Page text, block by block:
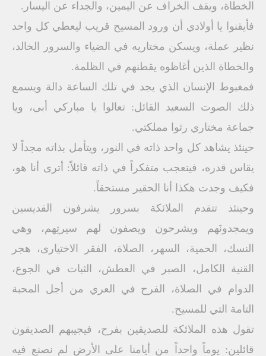
الخطاة، ويقف الخراف عن اليمين، والجداء عن اليسار.
فأيقنوا يا أولادي أن ورود المسيح قريب ليعطي كل واحد
نظير عملة، ويسكن مختاريه في الضياء والسرور الخالد،
والخطاة الذين أغاظوه يقطنهم في الظلمة.
فمغبوط الإنسان الذي يجد في تلك الساعة دالة ويسمع
ذلك الصوت السعيد القائل: تعالوا يا مباركي أبى، ويا
جماعة مختاري رثوا مملكتي.
حينئذ يشاهد كل واحد ذاته في النور، ويتأمل بذاته مجداً لا
يقاس قدره، فيتعجب متفكراً في ذاته قائلاً: أترى أنا هو،
فكيف وجدت هكذا أنا الحقير مستحقاً.
وحينئذ تتقدم الملائكة بسرور يشرفون القديسين
ويمجدونَهم ويشرحون ويصفون لهم سيرتِهم، وهي
النسك، الحمية، السهر، الصلاة، الفقر الاختيارى، هجر
القنية الكامل، الصبر في العطش، الثبات في الجوع،
الدوام في الصلاة، الفرح في العري من أجل المحبة
التامة التي للمسيح.
تقول هذه الملائكة للصديقين بفرح، فيجيبهم الصديقون
قائلين: يوماً واحداً من أيامنا على الأرض لم نصنع فيه